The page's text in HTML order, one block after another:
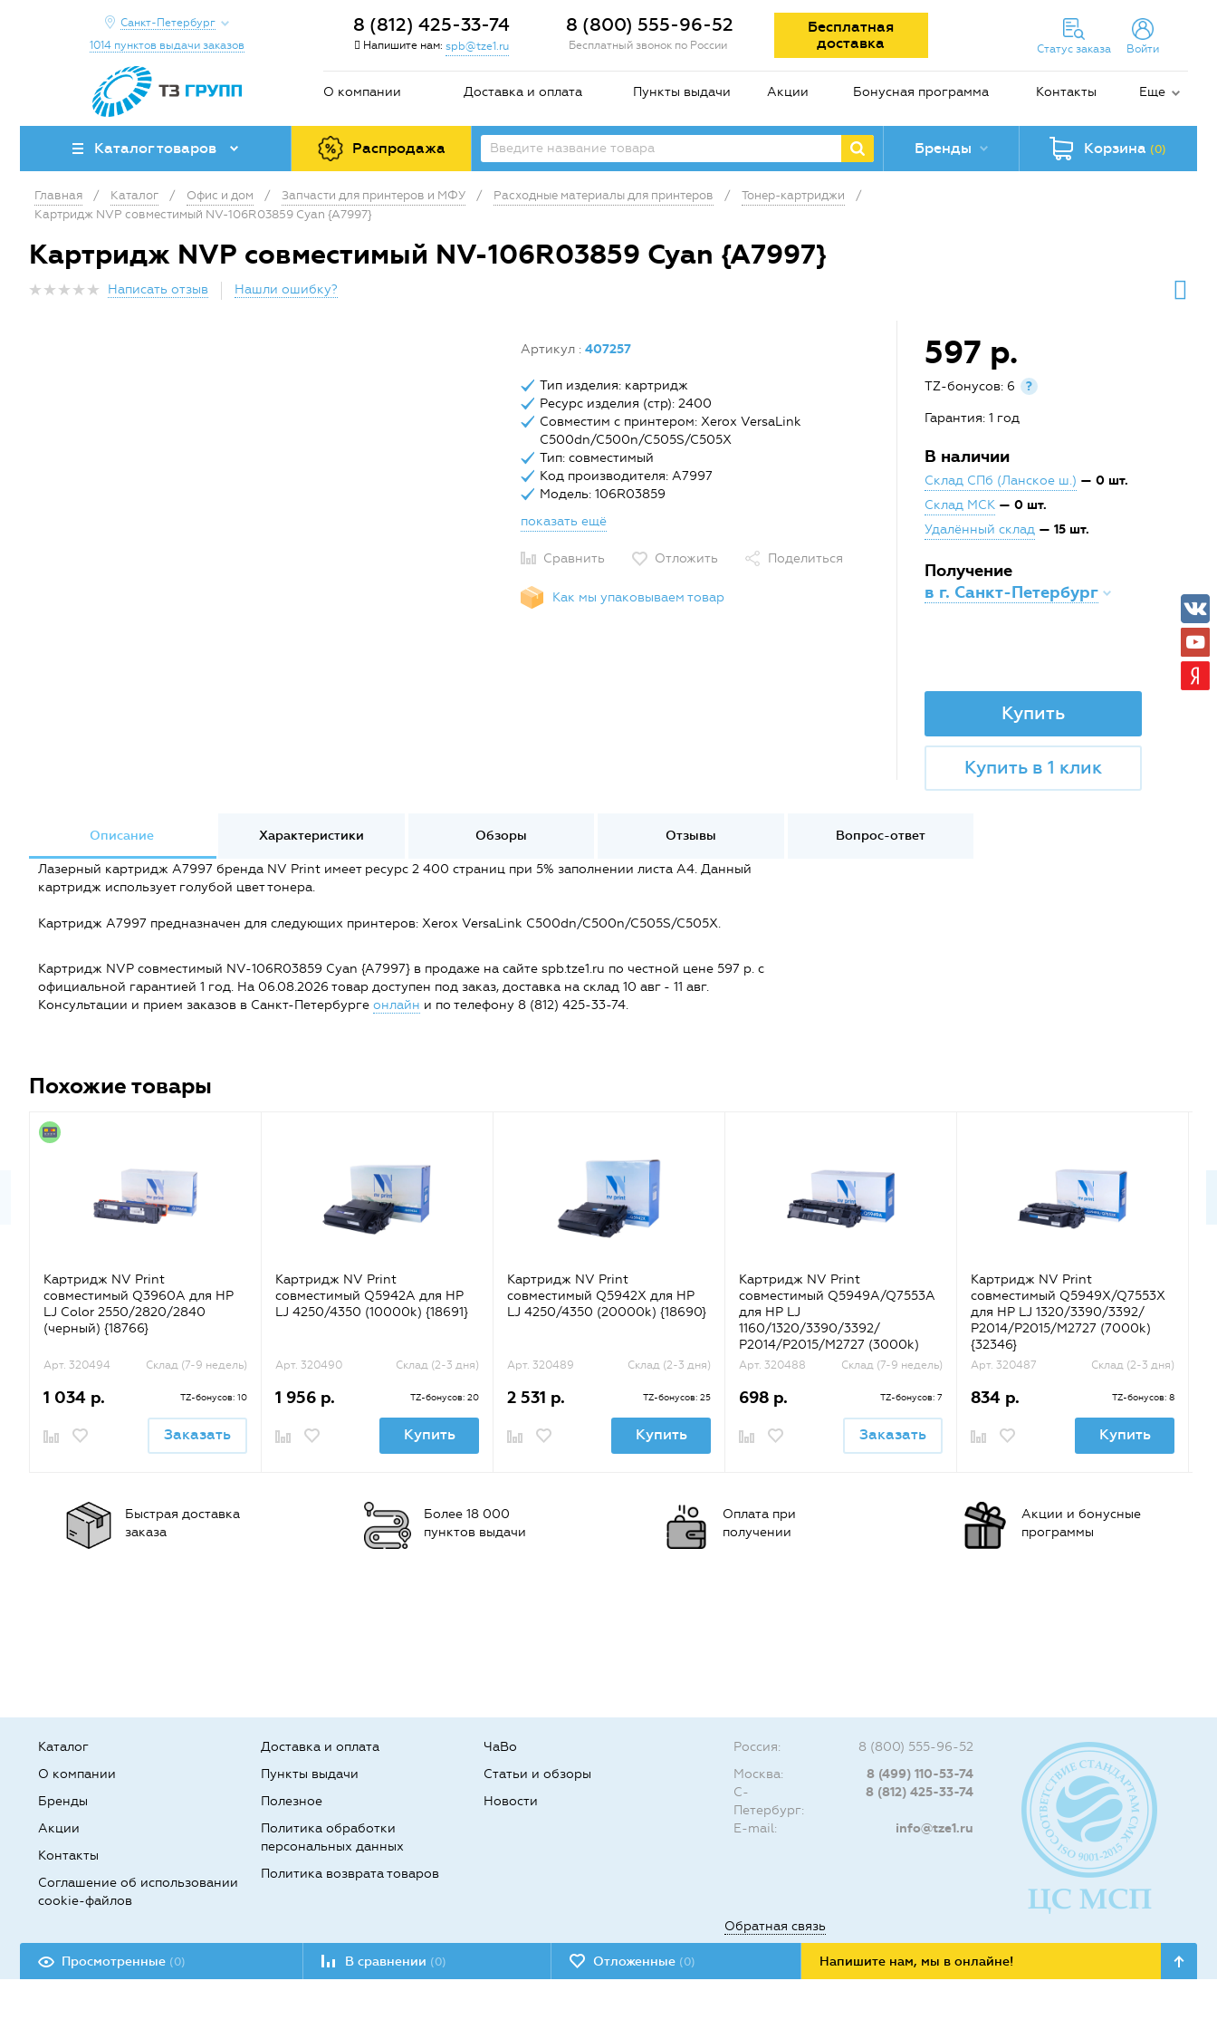
Санкт-Петербург
1014 пунктов выдачи заказов
8 (812) 425-33-74
Напишите нам: spb@tze1.ru
8 (800) 555-96-52
Бесплатный звонок по России
Бесплатная
доставка
Статус заказа Войти
О компании Доставка и оплата Пункты выдачи Акции Бонусная программа Контакты Еще
Каталог товаров Распродажа Бренды Корзина (0)
Главная / Каталог / Офис и дом / Запчасти для принтеров и МФУ / Расходные материалы для принтеров / Тонер-картриджи
/
Картридж NVP совместимый NV-106R03859 Cyan {A7997}
Картридж NVP совместимый NV-106R03859 Cyan {A7997}
Написать отзыв Нашли ошибку?
Артикул : 407257
Тип изделия: картридж
Ресурс изделия (стр): 2400
Совместим с принтером: Xerox VersaLink
C500dn/C500n/C505S/C505X
Тип: совместимый
Код производителя: A7997
Модель: 106R03859
показать ещё
Сравнить Отложить Поделиться
Как мы упаковываем товар
597 р.
TZ-бонусов: 6 ?
Гарантия: 1 год
В наличии
Склад СПб (Ланское ш.) — 0 шт.
Склад МСК — 0 шт.
Удалённый склад — 15 шт.
Получение
в г. Санкт-Петербург
Купить
Купить в 1 клик
Описание Характеристики Обзоры Отзывы Вопрос-ответ
Лазерный картридж A7997 бренда NV Print имеет ресурс 2 400 страниц при 5% заполнении листа А4. Данный
картридж использует голубой цвет тонера.
Картридж A7997 предназначен для следующих принтеров: Xerox VersaLink C500dn/C500n/C505S/C505X.
Картридж NVP совместимый NV-106R03859 Cyan {A7997} в продаже на сайте spb.tze1.ru по честной цене 597 р. с
официальной гарантией 1 год. На 06.08.2026 товар доступен под заказ, доставка на склад 10 авг - 11 авг.
Консультации и прием заказов в Санкт-Петербурге онлайн и по телефону 8 (812) 425-33-74.
Похожие товары
Картридж NV Print
совместимый Q3960A для HP
LJ Color 2550/2820/2840
(черный) {18766}
Арт. 320494 Склад (7-9 недель)
1 034 р. TZ-бонусов: 10
Заказать
Картридж NV Print
совместимый Q5942A для HP
LJ 4250/4350 (10000k) {18691}
Арт. 320490 Склад (2-3 дня)
1 956 р. TZ-бонусов: 20
Купить
Картридж NV Print
совместимый Q5942X для HP
LJ 4250/4350 (20000k) {18690}
Арт. 320489 Склад (2-3 дня)
2 531 р. TZ-бонусов: 25
Купить
Картридж NV Print
совместимый Q5949A/Q7553A
для HP LJ
1160/1320/3390/3392/
P2014/P2015/M2727 (3000k)
{31564}
Арт. 320488 Склад (7-9 недель)
698 р. TZ-бонусов: 7
Заказать
Картридж NV Print
совместимый Q5949X/Q7553X
для HP LJ 1320/3390/3392/
P2014/P2015/M2727 (7000k)
{32346}
Арт. 320487 Склад (2-3 дня)
834 р. TZ-бонусов: 8
Купить
Быстрая доставка
заказа
Более 18 000
пунктов выдачи
Оплата при
получении
Акции и бонусные
программы
Каталог
О компании
Бренды
Доставка и оплата
Пункты выдачи
Полезное
ЧаВо
Статьи и обзоры
Новости
Акции
Контакты
Соглашение об использовании
cookie-файлов
Политика обработки
персональных данных
Политика возврата товаров
Разработка сайта:
Россия:
8 (800) 555-96-52
Москва:
8 (499) 110-53-74
С-
Петербург:
8 (812) 425-33-74
E-mail: info@tze1.ru
Обратная связь
Просмотренные (0) В сравнении (0) Отложенные (0) Напишите нам, мы в онлайне!